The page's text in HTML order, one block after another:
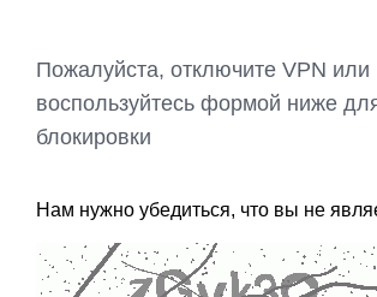
Пожалуйста, отключите VPN или
воспользуйтесь формой ниже
блокировки
Нам нужно убедиться, что вы не